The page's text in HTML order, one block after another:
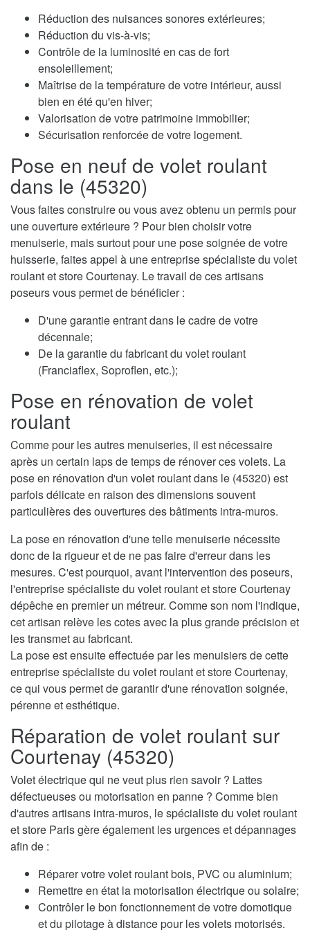
Réduction des nuisances sonores extérieures;
Réduction du vis-à-vis;
Contrôle de la luminosité en cas de fort
ensoleillement;
Maîtrise de la température de votre intérieur, aussi
bien en été qu'en hiver;
Valorisation de votre patrimoine immobilier;
Sécurisation renforcée de votre logement.
Pose en neuf de volet roulant
dans le (45320)
Vous faites construire ou vous avez obtenu un permis pour
une ouverture extérieure ? Pour bien choisir votre
menuiserie, mais surtout pour une pose soignée de votre
huisserie, faites appel à une entreprise spécialiste du volet
roulant et store Courtenay. Le travail de ces artisans
poseurs vous permet de bénéficier :
D'une garantie entrant dans le cadre de votre
décennale;
De la garantie du fabricant du volet roulant
(Franciaflex, Soproflen, etc.);
Pose en rénovation de volet
roulant
Comme pour les autres menuiseries, il est nécessaire
après un certain laps de temps de rénover ces volets. La
pose en rénovation d'un volet roulant dans le (45320) est
parfois délicate en raison des dimensions souvent
particulières des ouvertures des bâtiments intra-muros.
La pose en rénovation d'une telle menuiserie nécessite
donc de la rigueur et de ne pas faire d'erreur dans les
mesures. C'est pourquoi, avant l'intervention des poseurs,
l'entreprise spécialiste du volet roulant et store Courtenay
dépêche en premier un métreur. Comme son nom l'indique,
cet artisan relève les cotes avec la plus grande précision et
les transmet au fabricant.
La pose est ensuite effectuée par les menuisiers de cette
entreprise spécialiste du volet roulant et store Courtenay,
ce qui vous permet de garantir d'une rénovation soignée,
pérenne et esthétique.
Réparation de volet roulant sur
Courtenay (45320)
Volet électrique qui ne veut plus rien savoir ? Lattes
défectueuses ou motorisation en panne ? Comme bien
d'autres artisans intra-muros, le spécialiste du volet roulant
et store Paris gère également les urgences et dépannages
afin de :
Réparer votre volet roulant bois, PVC ou aluminium;
Remettre en état la motorisation électrique ou solaire;
Contrôler le bon fonctionnement de votre domotique
et du pilotage à distance pour les volets motorisés.